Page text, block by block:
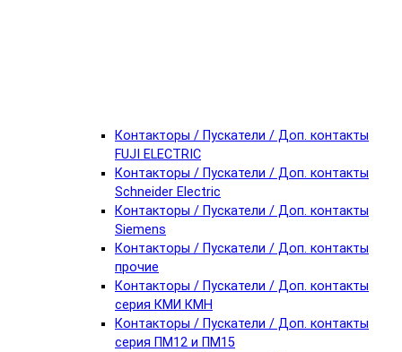
Контакторы / Пускатели / Доп. контакты
FUJI ELECTRIC
Контакторы / Пускатели / Доп. контакты
Schneider Electric
Контакторы / Пускатели / Доп. контакты
Siemens
Контакторы / Пускатели / Доп. контакты
прочие
Контакторы / Пускатели / Доп. контакты
серия КМИ КМН
Контакторы / Пускатели / Доп. контакты
серия ПМ12 и ПМ15